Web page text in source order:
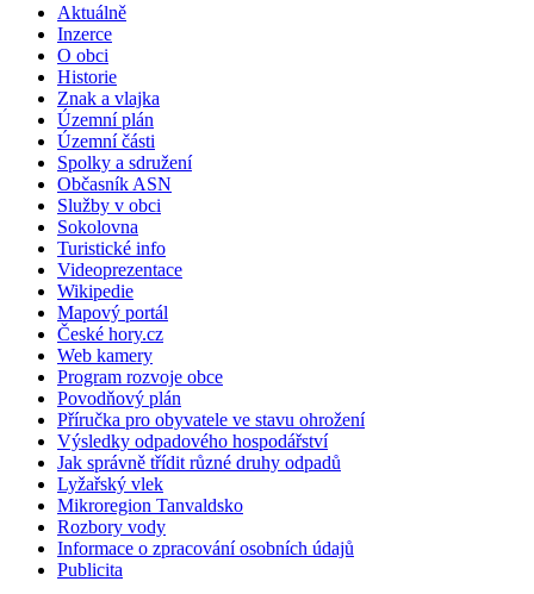
Aktuálně
Inzerce
O obci
Historie
Znak a vlajka
Územní plán
Územní části
Spolky a sdružení
Občasník ASN
Služby v obci
Sokolovna
Turistické info
Videoprezentace
Wikipedie
Mapový portál
České hory.cz
Web kamery
Program rozvoje obce
Povodňový plán
Příručka pro obyvatele ve stavu ohrožení
Výsledky odpadového hospodářství
Jak správně třídit různé druhy odpadů
Lyžařský vlek
Mikroregion Tanvaldsko
Rozbory vody
Informace o zpracování osobních údajů
Publicita